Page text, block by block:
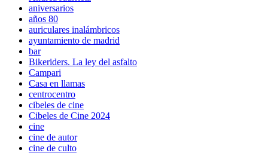
aniversarios
años 80
auriculares inalámbricos
ayuntamiento de madrid
bar
Bikeriders. La ley del asfalto
Campari
Casa en llamas
centrocentro
cibeles de cine
Cibeles de Cine 2024
cine
cine de autor
cine de culto